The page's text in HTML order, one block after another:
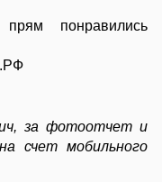
понравились
за фотоотчет и
счет мобильного